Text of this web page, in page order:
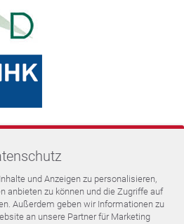
und Anzeigen zu personalisieren,
anbieten zu können und die Zugriffe auf
Außerdem geben wir Informationen zu
an unsere Partner für Marketing